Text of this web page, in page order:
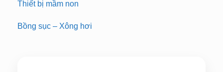
Thiết bị mầm non
Bồng sục – Xông hơi